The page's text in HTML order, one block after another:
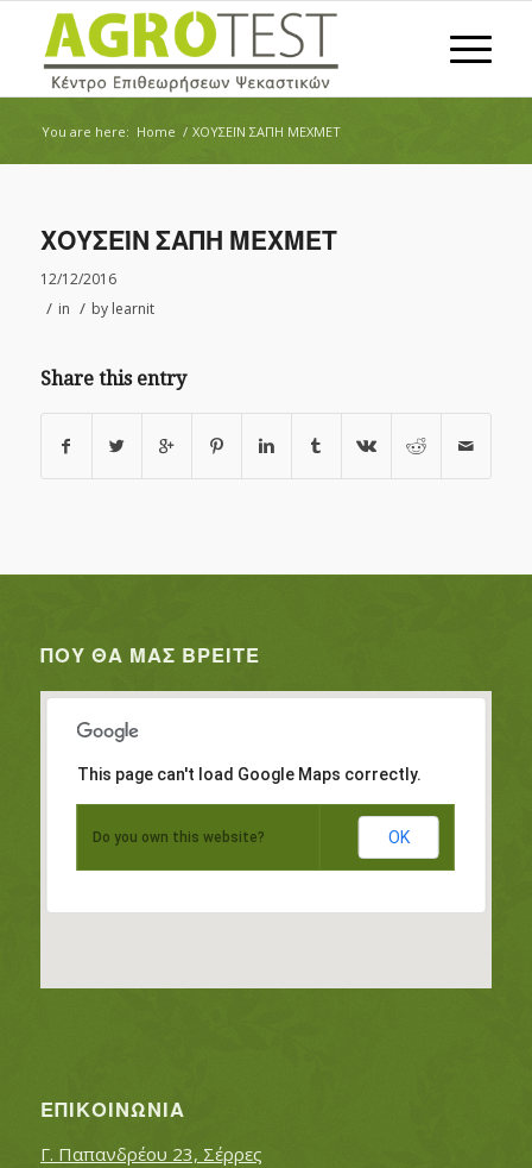
You are here: Home / ΧΟΥΣΕΪΝ ΣΑΠΗ ΜΕΧΜΕΤ
ΧΟΥΣΕΪΝ ΣΑΠΗ ΜΕΧΜΕΤ
12/12/2016
/ in / by learnit
Share this entry
ΠΟΥ ΘΑ ΜΑΣ ΒΡΕΊΤΕ
This page can't load Google Maps correctly.
Do you own this website? OK
ΕΠΙΚΟΙΝΩΝΊΑ
Γ. Παπανδρέου 23, Σέρρες